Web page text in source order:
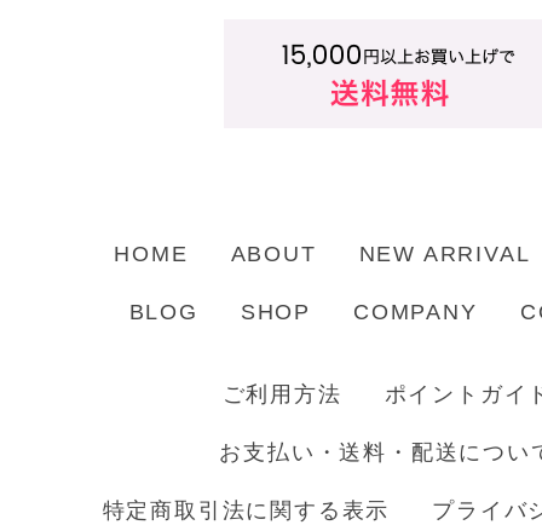
HOME ABOUT NEW ARRIVAL
BLOG SHOP COMPANY
ご利用方法 ポイントガイ
お支払い・送料・配送につい
特定商取引法に関する表示 プライバ